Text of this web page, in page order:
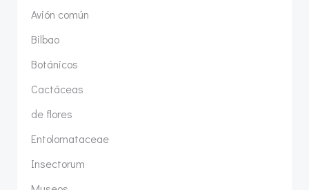
Avión común
Bilbao
Botánicos
Cactáceas
de flores
Entolomataceae
Insectorum